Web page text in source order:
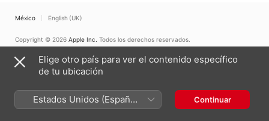
México English (UK)
Copyright © 2026 Apple Inc. Todos los derechos reservados.
Advertencia sobre cookies
Soporte Comentarios
Elige otro país para ver el contenido específico
de tu ubicación
Estados Unidos (Español
México)
Continuar